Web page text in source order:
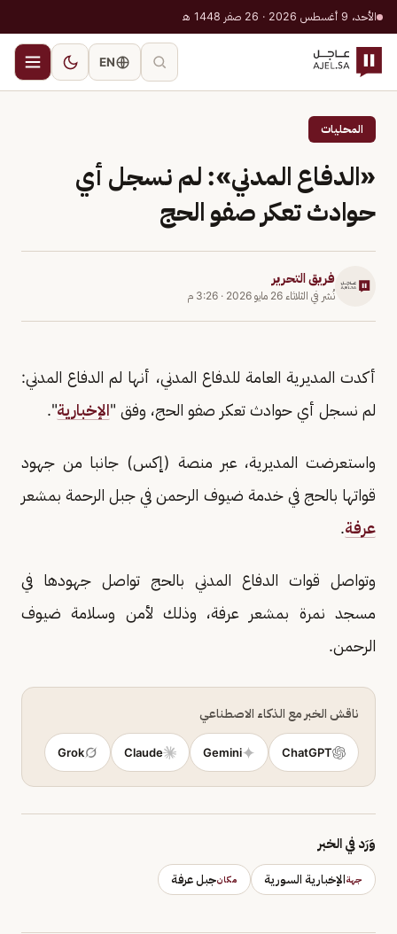
الأحد، 9 أغسطس 2026 · 26 صفر 1448 هـ
EN
المحليات
«الدفاع المدني»: لم نسجل أي
حوادث تعكر صفو الحج
فريق التحرير
نُشر في الثلاثاء 26 مايو 2026 · 3:26 م
أكدت المديرية العامة للدفاع المدني، أنها لم الدفاع المدني:
لم نسجل أي حوادث تعكر صفو الحج، وفق "الإخبارية".
واستعرضت المديرية، عبر منصة (إكس) جانبا من جهود
قواتها بالحج في خدمة ضيوف الرحمن في جبل الرحمة بمشعر
عرفة.
وتواصل قوات الدفاع المدني بالحج تواصل جهودها في
مسجد نمرة بمشعر عرفة، وذلك لأمن وسلامة ضيوف
الرحمن.
ناقش الخبر مع الذكاء الاصطناعي
ChatGPT
Gemini
Claude
Grok
وَرَد في الخبر
جهةالإخبارية السورية مكانجبل عرفة